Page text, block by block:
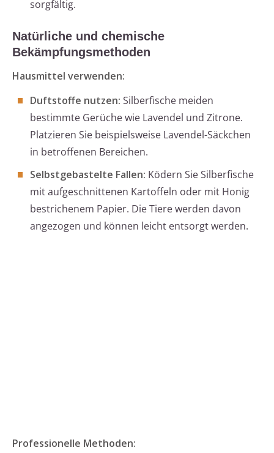
sorgfältig.
Natürliche und chemische
Bekämpfungsmethoden
Hausmittel verwenden:
Duftstoffe nutzen: Silberfische meiden
bestimmte Gerüche wie Lavendel und Zitrone.
Platzieren Sie beispielsweise Lavendel-Säckchen
in betroffenen Bereichen.
Selbstgebastelte Fallen: Ködern Sie Silberfische
mit aufgeschnittenen Kartoffeln oder mit Honig
bestrichenem Papier. Die Tiere werden davon
angezogen und können leicht entsorgt werden.
Professionelle Methoden: